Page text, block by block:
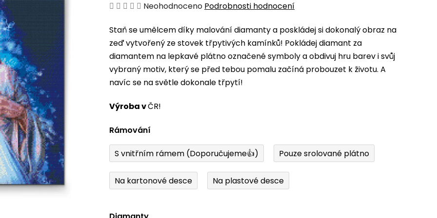
Průměrné
produktu
je
0,0
z
5
Neohodnoceno Podrobnosti hodnocení
Staň se umělcem díky malování diamanty a poskládej si dokonalý obraz na
zeď vytvořený ze stovek třpytivých kamínků! Pokládej diamant za
diamantem na lepkavé plátno označené symboly a obdivuj hru barev i svůj
vybraný motiv, který se před tebou pomalu začíná probouzet k životu. A
navíc se na světle dokonale třpytí!
Výroba vČR!
Rámování
S vnitřním rámem (Doporučujeme👍) Pouze srolované plátno
Na kartonové desce Na plastové desce